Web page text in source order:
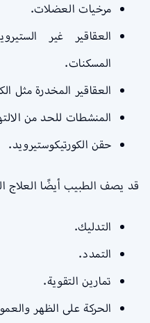
مرخيات العضلات.
العقاقير غير
المسكنات.
العقاقير المخدرة مثل
المنشطات للحد من
حقن الكورتيكوستيرويد.
قد يصف الطبيب أيضًا العلاج
التدليك.
التمدد.
تمارين التقوية.
الحركة على الظهر